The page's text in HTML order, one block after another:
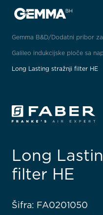
Gemma B&D Dodatni pribor
Galileo indukcijske ploče sa
Long Lasting stražnji filter HE
Long
filter HE
Šifra: FA0201050